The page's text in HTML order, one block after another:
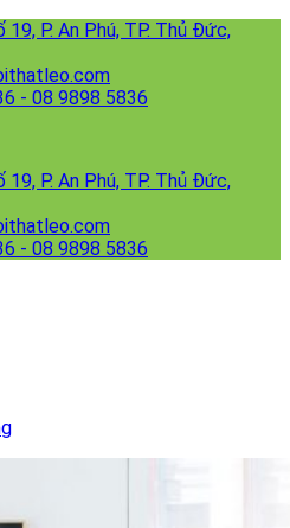
P. An Phú, TP. Thủ Đức,
- 08 9898 5836
P. An Phú, TP. Thủ Đức,
- 08 9898 5836